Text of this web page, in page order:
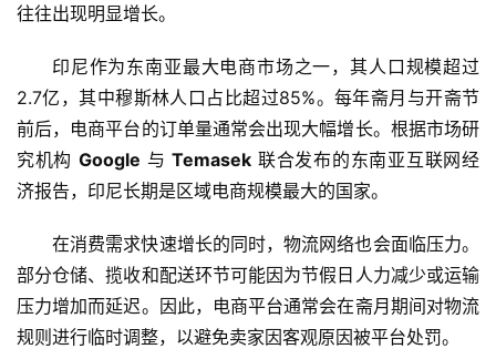
往往出现明显增长。
印尼作为东南亚最大电商市场之一，其人口规模超过
2.7亿，其中穆斯林人口占比超过85%。每年斋月与开斋节
前后，电商平台的订单量通常会出现大幅增长。根据市场研
究机构 Google 与Temasek 联合发布的东南亚互联网经
济报告，印尼长期是区域电商规模最大的国家。
在消费需求快速增长的同时，物流网络也会面临压力。
部分仓储、揽收和配送环节可能因为节假日人力减少或运输
压力增加而延迟。因此，电商平台通常会在斋月期间对物流
规则进行临时调整，以避免卖家因客观原因被平台处罚。